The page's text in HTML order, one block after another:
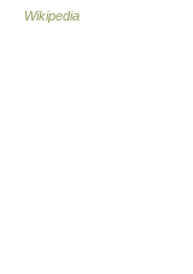
Wikipedia